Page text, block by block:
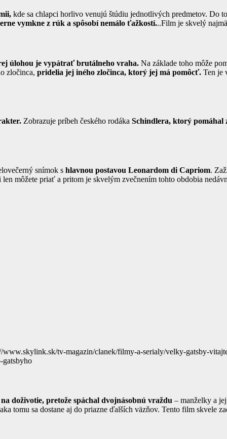
kde sa chlapci horlivo venujú štúdiu jednotlivých predmetov. Do
vymkne z rúk a spôsobí nemálo ťažkostí...Film je skvelý
úlohou je vypátrať brutálneho vraha. Na základe toho môže
zločinca, pridelia jej iného zločinca, ktorý jej má pomôcť. Ten je
Zobrazuje príbeh českého rodáka Schindlera, ktorý
snímok s hlavnou postavou Leonardom di Capriom.
môžete priať a pritom je skvelým zvečnením tohto obdobia
www.skylink.sk/tv-magazin/clanek/filmy-a-serialy/velky-gatsby-
gatsbyho
doživotie, pretože spáchal dvojnásobnú vraždu – manželky a
tomu sa dostane aj do priazne ďalších väzňov. Tento film skvele